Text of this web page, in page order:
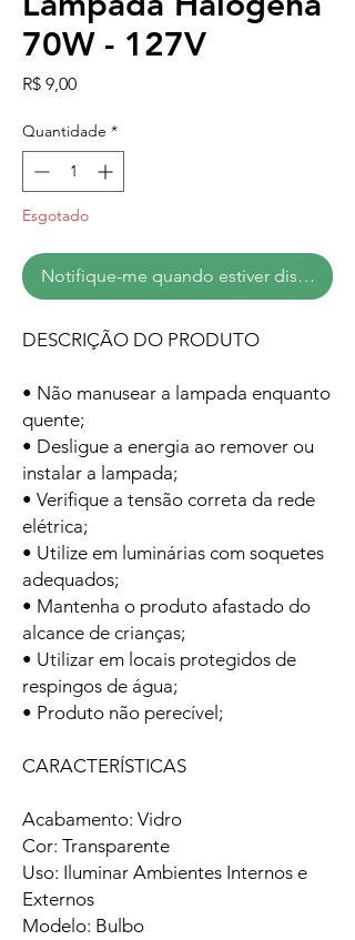
70W - 127V
R$ 9,00Preço
Quantidade *
Esgotado
Notifique-me quando estiver disponível
DESCRIÇÃO DO PRODUTO
• Não manusear a lampada enquanto
quente;
• Desligue a energia ao remover ou
instalar a lampada;
• Verifique a tensão correta da rede
elétrica;
• Utilize em luminárias com soquetes
adequados;
• Mantenha o produto afastado do
alcance de crianças;
• Utilizar em locais protegidos de
respingos de água;
• Produto não perecível;
CARACTERÍSTICAS
Acabamento: Vidro
Cor: Transparente
Uso: Iluminar Ambientes Internos e
Externos
Modelo: Bulbo